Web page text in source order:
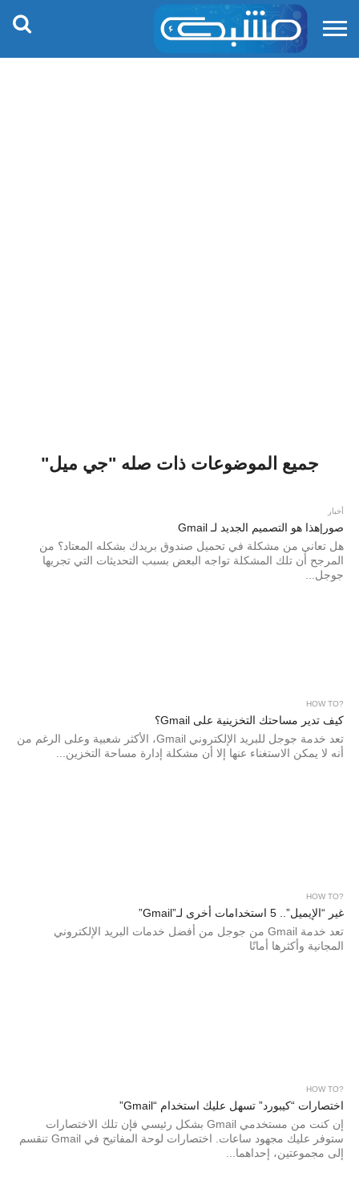
جميع الموضوعات ذات صله "جي ميل"
أخبار
صور|هذا هو التصميم الجديد لـ Gmail
هل تعاني من مشكلة في تحميل صندوق بريدك بشكله المعتاد؟ من
المرجح أن تلك المشكلة تواجه البعض بسبب التحديثات التي تجريها
جوجل...
?HOW TO
كيف تدير مساحتك التخزينية على Gmail؟
تعد خدمة جوجل للبريد الإلكتروني Gmail، الأكثر شعبية وعلى الرغم من
أنه لا يمكن الاستغناء عنها إلا أن مشكلة إدارة مساحة التخزين...
?HOW TO
غير “الإيميل”.. 5 استخدامات أخرى لـ”Gmail”
تعد خدمة Gmail من جوجل من أفضل خدمات البريد الإلكتروني
المجانية وأكثرها أمانًا
?HOW TO
اختصارات “كيبورد” تسهل عليك استخدام “Gmail”
إن كنت من مستخدمي Gmail بشكل رئيسي فإن تلك الاختصارات
ستوفر عليك مجهود ساعات. اختصارات لوحة المفاتيح في Gmail تنقسم
إلى مجموعتين، إحداهما...